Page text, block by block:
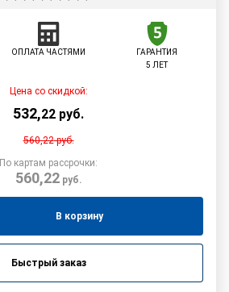
ОПЛАТА ЧАСТЯМИ
ГАРАНТИЯ
5 ЛЕТ
Цена со скидкой:
532,22 руб.
560,22руб.
По картам рассрочки:
560,22руб.
В корзину
Быстрый заказ